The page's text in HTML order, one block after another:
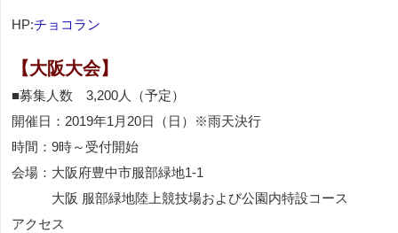
HP:チョコラン
【大阪大会】
■募集人数 3,200人（予定）
開催日：2019年1月20日（日）※雨天決行
時間：9時～受付開始
会場：大阪府豊中市服部緑地1-1
大阪 服部緑地陸上競技場および公園内特設コース
アクセス